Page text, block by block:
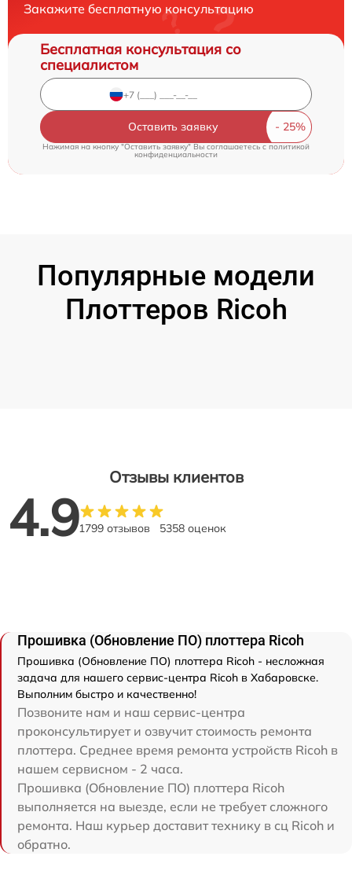
Закажите бесплатную консультацию
Бесплатная консультация со
специалистом
Оставить заявку
Нажимая на кнопку "Оставить заявку" Вы соглашаетесь c политикой
конфиденциальности
Популярные модели
Плоттеров Ricoh
Отзывы клиентов
4.91799 отзывов 5358 оценок
Прошивка (Обновление ПО) плоттера Ricoh
Прошивка (Обновление ПО) плоттера Ricoh - несложная
задача для нашего сервис-центра Ricoh в Хабаровске.
Выполним быстро и качественно!
Позвоните нам и наш сервис-центра
проконсультирует и озвучит стоимость ремонта
плоттера. Среднее время ремонта устройств Ricoh в
нашем сервисном - 2 часа.
Прошивка (Обновление ПО) плоттера Ricoh
выполняется на выезде, если не требует сложного
ремонта. Наш курьер доставит технику в сц Ricoh и
обратно.